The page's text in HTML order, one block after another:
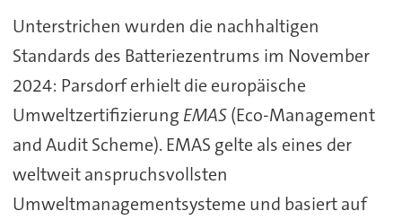
Unterstrichen wurden die nachhaltigen
Standards des Batteriezentrums im November
2024: Parsdorf erhielt die europäische
Umweltzertifizierung EMAS(Eco-Management
and Audit Scheme). EMAS gelte als eines der
weltweit anspruchsvollsten
Umweltmanagementsysteme und basiert auf